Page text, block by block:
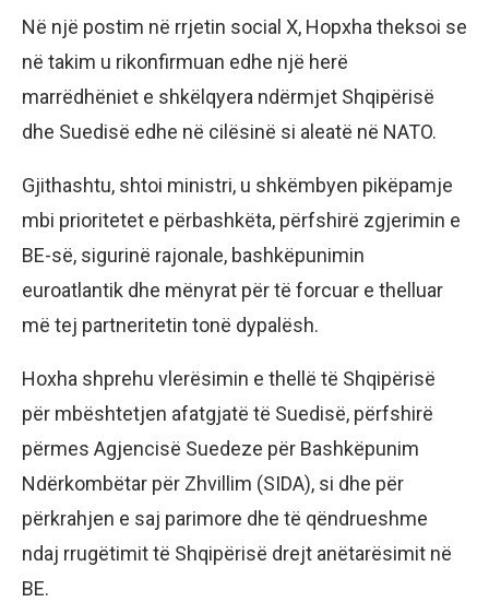
Në një postim në rrjetin social X, Hopxha theksoi se
në takim u rikonfirmuan edhe një herë
marrëdhëniet e shkëlqyera ndërmjet Shqipërisë
dhe Suedisë edhe në cilësinë si aleatë në NATO.
Gjithashtu, shtoi ministri, u shkëmbyen pikëpamje
mbi prioritetet e përbashkëta, përfshirë zgjerimin e
BE-së, sigurinë rajonale, bashkëpunimin
euroatlantik dhe mënyrat për të forcuar e thelluar
më tej partneritetin tonë dypalësh.
Hoxha shprehu vlerësimin e thellë të Shqipërisë
për mbështetjen afatgjatë të Suedisë, përfshirë
përmes Agjencisë Suedeze për Bashkëpunim
Ndërkombëtar për Zhvillim (SIDA), si dhe për
përkrahjen e saj parimore dhe të qëndrueshme
ndaj rrugëtimit të Shqipërisë drejt anëtarësimit në
BE.